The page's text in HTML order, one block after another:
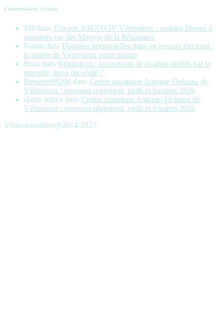
Commentaires récents
Mil dans Travaux SACOVIV Vénissieux : parking bloqué 6
semaines rue des Martyrs de la Résistance
Karim dans Données personnelles dans un recours électoral :
la mairie de Vénissieux porte plainte
Brun dans Vénissieux : les conseils de quartier arrêtés par la
majorité, intox ou vérité ?
Reporter69200 dans Centre aquatique Auguste-Delaune de
Vénissieux : nouveau règlement, tarifs et horaires 2026
slaimi adnen dans Centre aquatique Auguste-Delaune de
Vénissieux : nouveau règlement, tarifs et horaires 2026
VénissieuxInfos@2014-2023